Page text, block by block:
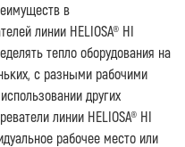
в
линии HELIOSA® HI
тепло оборудования на
с разными рабочими
других
линии HELIOSA® HI
рабочее место или